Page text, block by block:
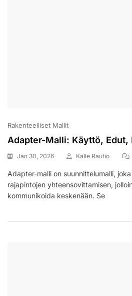
Rakenteelliset Mallit
Adapter-Malli: Käyttö, Edut,
Jan 30, 2026 Kalle Rautio
Adapter-malli on suunnittelumalli,
rajapintojen yhteensovittamisen,
kommunikoida keskenään. Se